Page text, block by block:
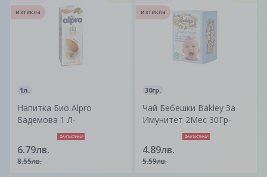
1л.
Напитка Био Alpro
Бадемова 1 Л-
6.79лв.
8.55лв.
изтекла
30гр.
Чай Бебешки Bakley За
Имунитет 2Мес 30Гр-
4.89лв.
5.59лв.
изтекла